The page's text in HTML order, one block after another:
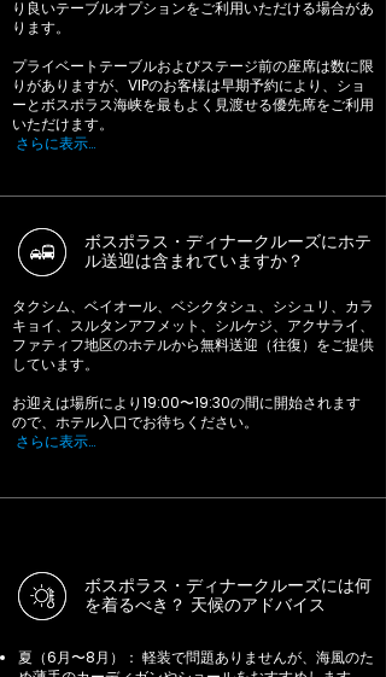
り良いテーブルオプションをご利用いただける場合があ
ります。
プライベートテーブルおよびステージ前の座席は数に限
りがありますが、VIPのお客様は早期予約により、ショ
ーとボスポラス海峡を最もよく見渡せる優先席をご利用
いただけます。
さらに表示…
ボスポラス・ディナークルーズにホテ
ル送迎は含まれていますか？
タクシム、ベイオール、ベシクタシュ、シシュリ、カラ
キョイ、スルタンアフメット、シルケジ、アクサライ、
ファティフ地区のホテルから無料送迎（往復）をご提供
しています。
お迎えは場所により19:00〜19:30の間に開始されます
ので、ホテル入口でお待ちください。
さらに表示…
ボスポラス・ディナークルーズには何
を着るべき？ 天候のアドバイス
夏（6月〜8月）： 軽装で問題ありませんが、海風のた